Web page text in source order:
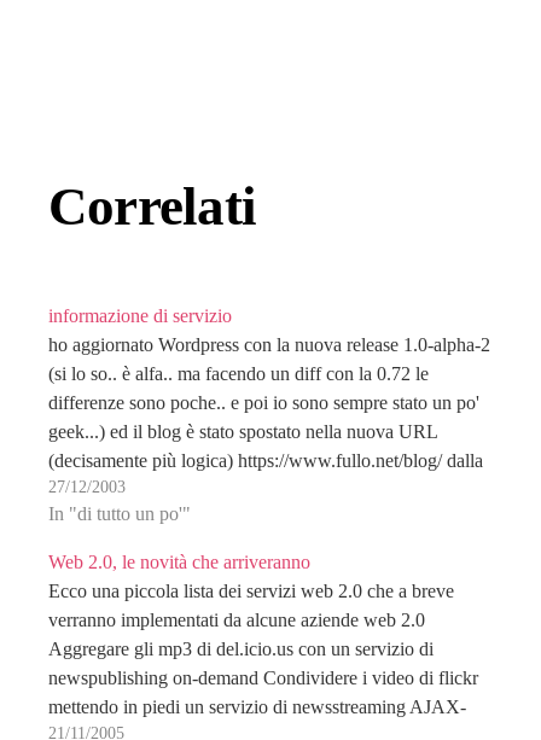
Correlati
informazione di servizio
ho aggiornato Wordpress con la nuova release 1.0-alpha-2
(si lo so.. è alfa.. ma facendo un diff con la 0.72 le
differenze sono poche.. e poi io sono sempre stato un po'
geek...) ed il blog è stato spostato nella nuova URL
(decisamente più logica) https://www.fullo.net/blog/ dalla
precente http://www.fullo.net/wp/ Siccome…
27/12/2003
In "di tutto un po'"
Web 2.0, le novità che arriveranno
Ecco una piccola lista dei servizi web 2.0 che a breve
verranno implementati da alcune aziende web 2.0
Aggregare gli mp3 di del.icio.us con un servizio di
newspublishing on-demand Condividere i video di flickr
mettendo in piedi un servizio di newsstreaming AJAX-
driven Presentare i feed Atom di Paypal grazie a…
21/11/2005